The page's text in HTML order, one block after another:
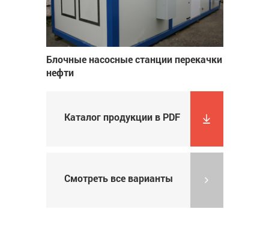
Блочные насосные станции перекачки
нефти
Каталог продукции в PDF
Смотреть все варианты